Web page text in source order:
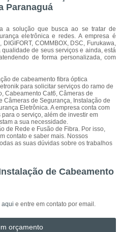
Paranaguá
a solução que busca ao se tratar de
eletrônica e redes. A empresa é
COMMBOX, DSC, Furukawa,
de seus serviços e ainda, está
de forma personalizada, com
de cabeamento fibra óptica
para solicitar serviços do ramo de
Cabeamento Cat6, Câmeras de
Câmeras de Segurança, Instalação de
Eletrônica. A empresa conta com
o serviço, além de investir em
a sua necessidade.
de Rede e Fusão de Fibra. Por isso,
contato e saber mais. Nossos
as suas dúvidas sobre os trabalhos
de Cabeamento
aqui e entre em contato por email.
orçamento